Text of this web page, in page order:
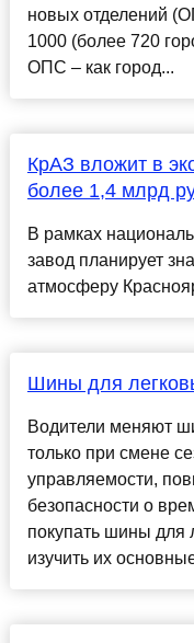
новых отделений
1000 (более 720
ОПС – как город...
КрАЗ вложит в
более 1,4 млрд
В рамках
завод планирует
атмосферу
Шины для
Водители меняют
только при смене
управляемости,
безопасности о
покупать шины для
изучить их